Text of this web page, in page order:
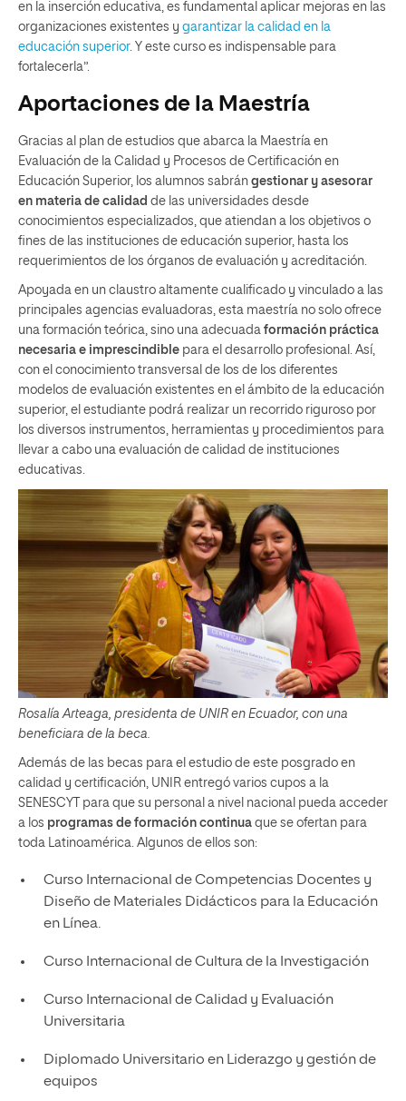
en la inserción educativa, es fundamental aplicar mejoras en las
organizaciones existentes y garantizar la calidad en la
educación superior. Y este curso es indispensable para
fortalecerla”.
Aportaciones de la Maestría
Gracias al plan de estudios que abarca la Maestría en
Evaluación de la Calidad y Procesos de Certificación en
Educación Superior, los alumnos sabrán gestionar y asesorar
en materia de calidad de las universidades desde
conocimientos especializados, que atiendan a los objetivos o
fines de las instituciones de educación superior, hasta los
requerimientos de los órganos de evaluación y acreditación.
Apoyada en un claustro altamente cualificado y vinculado a las
principales agencias evaluadoras, esta maestría no solo ofrece
una formación teórica, sino una adecuada formación práctica
necesaria e imprescindible para el desarrollo profesional. Así,
con el conocimiento transversal de los de los diferentes
modelos de evaluación existentes en el ámbito de la educación
superior, el estudiante podrá realizar un recorrido riguroso por
los diversos instrumentos, herramientas y procedimientos para
llevar a cabo una evaluación de calidad de instituciones
educativas.
Rosalía Arteaga, presidenta de UNIR en Ecuador, con una
beneficiara de la beca.
Además de las becas para el estudio de este posgrado en
calidad y certificación, UNIR entregó varios cupos a la
SENESCYT para que su personal a nivel nacional pueda acceder
a los programas de formación continua que se ofertan para
toda Latinoamérica. Algunos de ellos son:
Curso Internacional de Competencias Docentes y
Diseño de Materiales Didácticos para la Educación
en Línea.
Curso Internacional de Cultura de la Investigación
Curso Internacional de Calidad y Evaluación
Universitaria
Diplomado Universitario en Liderazgo y gestión de
equipos